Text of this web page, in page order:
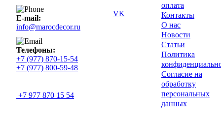
E-mail:
info@marocdecor.ru
Телефоны:
+7 (977) 870-15-54
+7 (977) 800-59-48
+7 977 870 15 54
VK
оплата
Контакты
О нас
Новости
Статьи
Политика
Согласие на
обработку
персональных
данных